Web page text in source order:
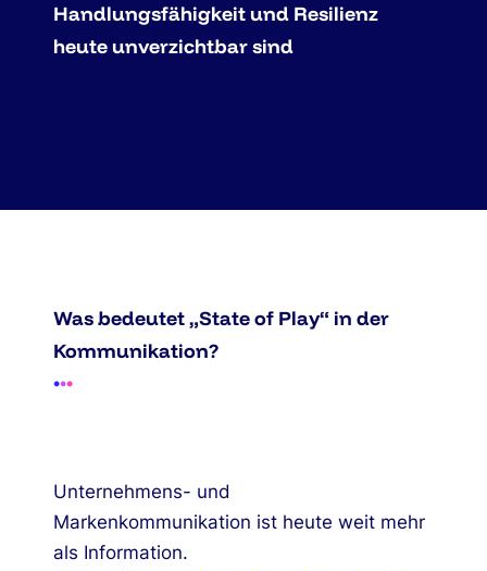
Handlungsfähigkeit und Resilienz
heute unverzichtbar sind
Was bedeutet „State of Play“ in der
Kommunikation?
•••
Unternehmens- und
Markenkommunikation ist heute weit mehr
als Information.